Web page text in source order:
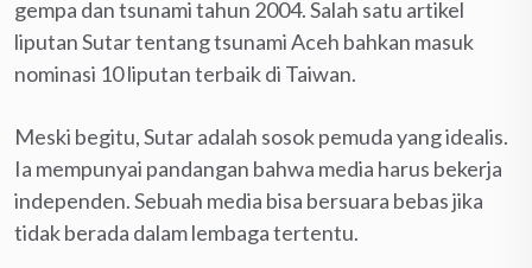
gempa dan tsunami tahun 2004. Salah satu artikel
liputan Sutar tentang tsunami Aceh bahkan masuk
nominasi 10 liputan terbaik di Taiwan.
Meski begitu, Sutar adalah sosok pemuda yang idealis.
Ia mempunyai pandangan bahwa media harus bekerja
independen. Sebuah media bisa bersuara bebas jika
tidak berada dalam lembaga tertentu.